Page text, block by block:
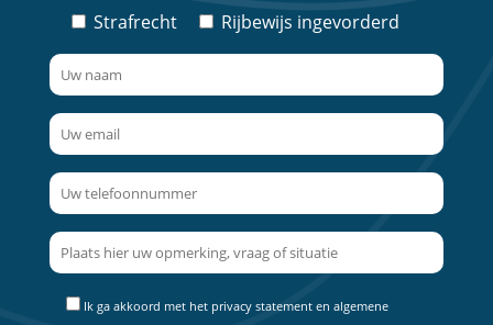
Strafrecht
Rijbewijs ingevorderd
Ik ga akkoord met het privacy statementen algemene